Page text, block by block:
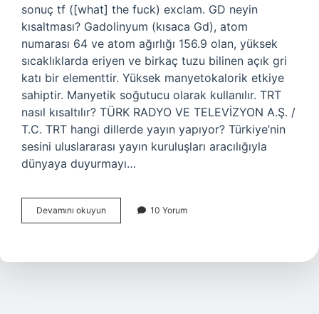
sonuç tf ([what] the fuck) exclam. GD neyin
kısaltması? Gadolinyum (kısaca Gd), atom
numarası 64 ve atom ağırlığı 156.9 olan, yüksek
sıcaklıklarda eriyen ve birkaç tuzu bilinen açık gri
katı bir elementtir. Yüksek manyetokalorik etkiye
sahiptir. Manyetik soğutucu olarak kullanılır. TRT
nasıl kısaltılır? TÜRK RADYO VE TELEVİZYON A.Ş. /
T.C. TRT hangi dillerde yayın yapıyor? Türkiye’nin
sesini uluslararası yayın kuruluşları aracılığıyla
dünyaya duyurmayı…
Devamını okuyun
Neyin
10 Yorum